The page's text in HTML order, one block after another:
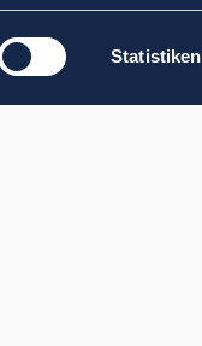
Statistiken